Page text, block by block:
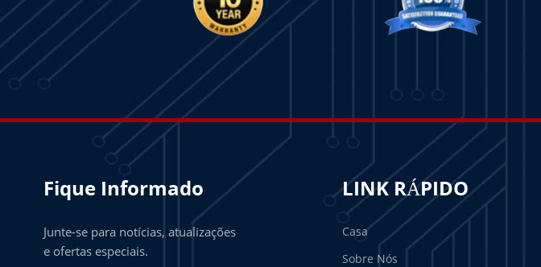
Fique Informado
Junte-se para notícias, atualizações
e ofertas especiais.
LINK RÁPIDO
Casa
Sobre Nós